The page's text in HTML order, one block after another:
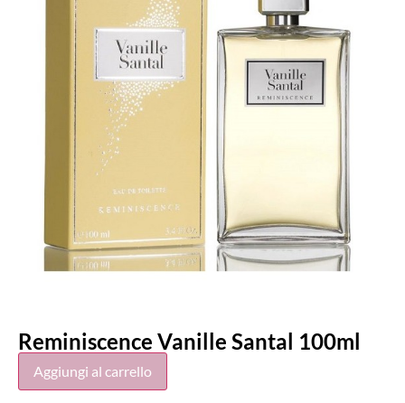
Reminiscence Vanille Santal 100ml
Aggiungi al carrello